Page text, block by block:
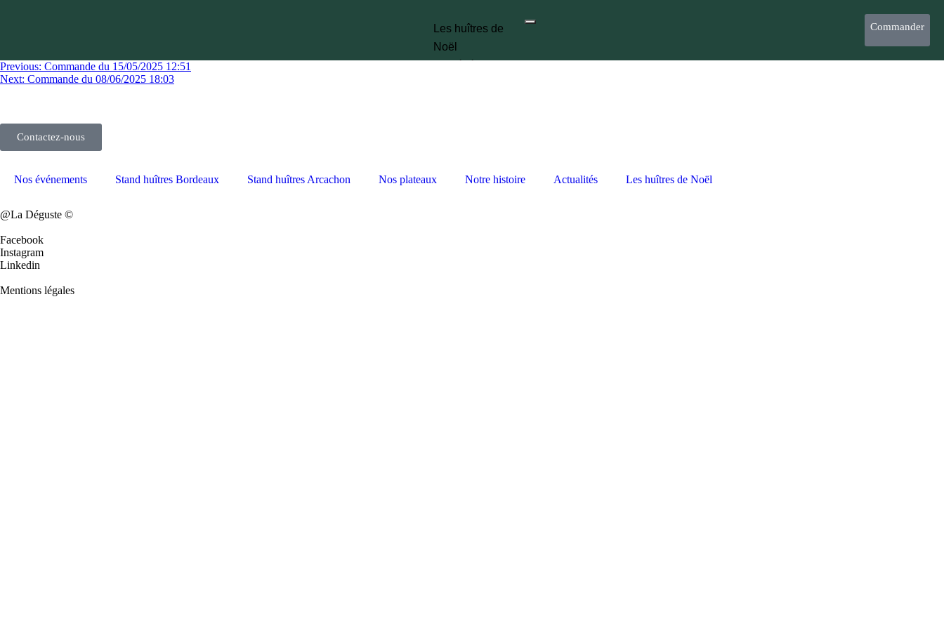
Les huîtres de
Noël
Commander
Previous: Commande du 15/05/2025 12:51
Next: Commande du 08/06/2025 18:03
Contactez-nous
Nos événements Stand huîtres Bordeaux Stand huîtres Arcachon Nos plateaux Notre histoire Actualités Les huîtres de Noël
@La Déguste ©
Facebook
Instagram
Linkedin
Mentions légales